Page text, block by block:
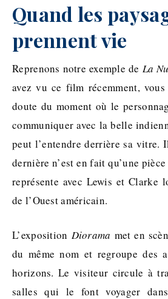
Quand les
prennent vie
Reprenons notre exemple de La
avez vu ce film récemment, vous
doute du moment où le
communiquer avec la belle
peut l’entendre derrière sa vitre.
dernière n’est en fait qu’une
représente avec Lewis et Clarke
de l’Ouest américain.
L’exposition Diorama met en
du même nom et regroupe des
horizons. Le visiteur circule à
salles qui le font voyager